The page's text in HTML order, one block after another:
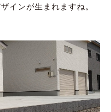
インが生まれますね。